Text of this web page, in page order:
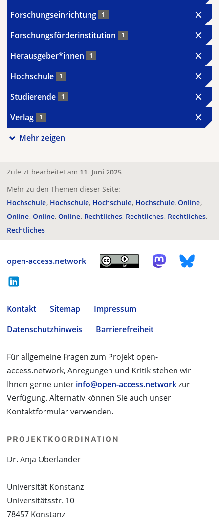
Forschungseinrichtung 1
Forschungsförderinstitution 1
Herausgeber*innen 1
Hochschule 1
Studierende 1
Verlag 1
Mehr zeigen
Zuletzt bearbeitet am 11. Juni 2025
Mehr zu den Themen dieser Seite:
Hochschule Hochschule Hochschule Hochschule Online
Online Online Online Rechtliches Rechtliches Rechtliches
Rechtliches
open-access.network
Kontakt Sitemap
Impressum
Datenschutzhinweis
Barrierefreiheit
Für allgemeine Fragen zum Projekt open-
access.network, Anregungen und Kritik stehen wir
Ihnen gerne unter info@open-access.networkzur
Verfügung. Alternativ können Sie auch unser
Kontaktformular verwenden.
PROJEKTKOORDINATION
Dr. Anja Oberländer
Universität Konstanz
Universitätsstr. 10
78457 Konstanz